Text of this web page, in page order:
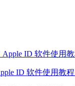
ID 软件使用教